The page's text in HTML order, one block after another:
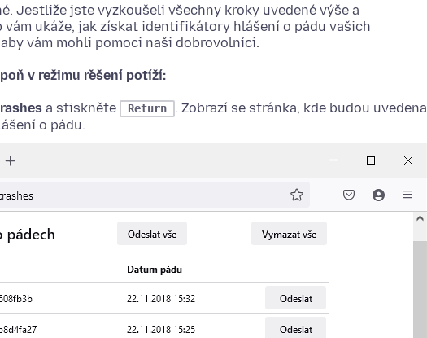
Jestliže jste vyzkoušeli všechny kroky uvedené výše a
ukáže, jak získat identifikátory hlášení o pádu vašich
vám mohli pomoci naši dobrovolníci.
v režimu řešení potíží:
a stiskněte Return
. Zobrazí se stránka, kde budou uvedena
o pádu.